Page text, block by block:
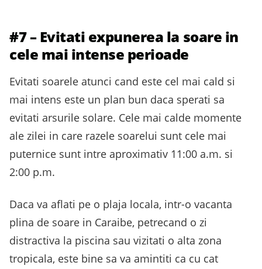
#7 – Evitati expunerea la soare in
cele mai intense perioade
Evitati soarele atunci cand este cel mai cald si
mai intens este un plan bun daca sperati sa
evitati arsurile solare. Cele mai calde momente
ale zilei in care razele soarelui sunt cele mai
puternice sunt intre aproximativ 11:00 a.m. si
2:00 p.m.
Daca va aflati pe o plaja locala, intr-o vacanta
plina de soare in Caraibe, petrecand o zi
distractiva la piscina sau vizitati o alta zona
tropicala, este bine sa va amintiti ca cu cat